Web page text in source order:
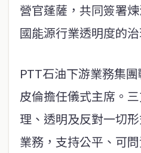
營官蓬薩，共同簽署
國能源行業透明度的治
PTT石油下游業務集
皮倫擔任儀式主席。
理、透明及反對一切
業務，支持公平、可